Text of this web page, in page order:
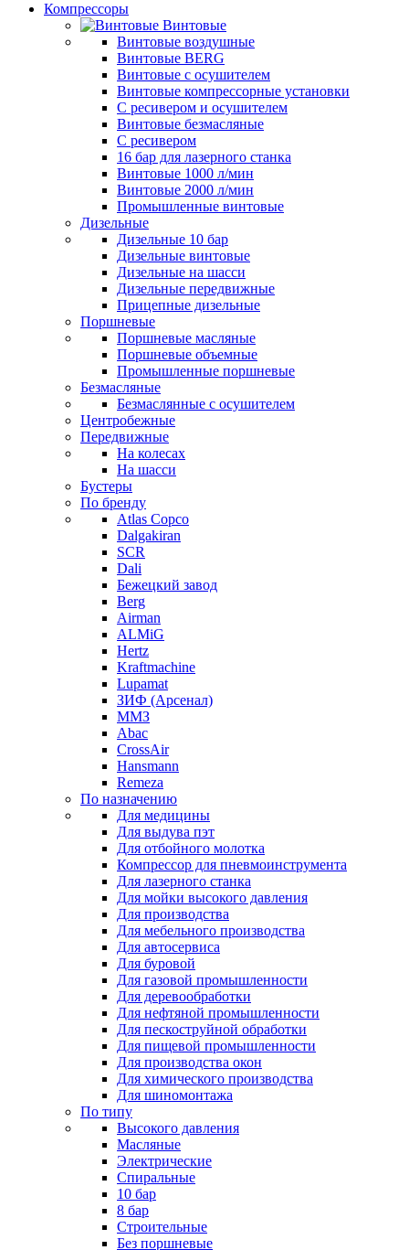
Компрессоры
Винтовые
Винтовые воздушные
Винтовые BERG
Винтовые с осушителем
Винтовые компрессорные установки
C ресивером и осушителем
Винтовые безмасляные
C ресивером
16 бар для лазерного станка
Винтовые 1000 л/мин
Винтовые 2000 л/мин
Промышленные винтовые
Дизельные
Дизельные 10 бар
Дизельные винтовые
Дизельные на шасси
Дизельные передвижные
Прицепные дизельные
Поршневые
Поршневые масляные
Поршневые объемные
Промышленные поршневые
Безмасляные
Безмаслянные с осушителем
Центробежные
Передвижные
На колесах
На шасси
Бустеры
По бренду
Atlas Copco
Dalgakiran
SCR
Dali
Бежецкий завод
Berg
Airman
ALMiG
Hertz
Kraftmachine
Lupamat
ЗИФ (Арсенал)
ММЗ
Abac
CrossAir
Hansmann
Remeza
По назначению
Для медицины
Для выдува пэт
Для отбойного молотка
Компрессор для пневмоинструмента
Для лазерного станка
Для мойки высокого давления
Для производства
Для мебельного производства
Для автосервиса
Для буровой
Для газовой промышленности
Для деревообработки
Для нефтяной промышленности
Для пескоструйной обработки
Для пищевой промышленности
Для производства окон
Для химического производства
Для шиномонтажа
По типу
Высокого давления
Масляные
Электрические
Спиральные
10 бар
8 бар
Cтроительные
Без поршневые